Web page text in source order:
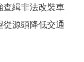
查緝非法改裝車
源頭降低交通